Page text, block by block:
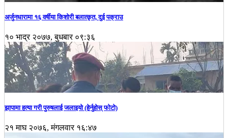
अर्जुनधारामा १६ वर्षीया किशोरी बलात्कृत, दुई पक्राउ
१० भाद्र २०७७, बुधबार ०९:३६
झापामा हत्या गरी पुरुषलाई जलाइयो (हेर्नुहाेस् फाेटाे)
२१ माघ २०७६, मंगलवार १६:४७